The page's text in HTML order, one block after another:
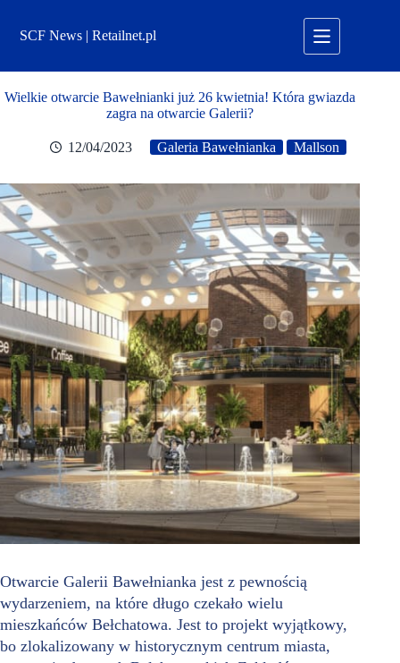
treściSCF News | Retailnet.pl
Wielkie otwarcie Bawełnianki już 26 kwietnia! Która gwiazda
zagra na otwarcie Galerii?
12/04/2023 Galeria Bawełnianka Mallson
Otwarcie Galerii Bawełnianka jest z pewnością
wydarzeniem, na które długo czekało wielu
mieszkańców Bełchatowa. Jest to projekt wyjątkowy,
bo zlokalizowany w historycznym centrum miasta,